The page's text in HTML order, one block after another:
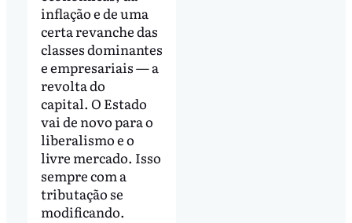
inflação e de uma
certa revanche das
classes dominantes
e empresariais — a
revolta do
capital. O Estado
vai de novo para o
liberalismo e o
livre mercado. Isso
sempre com a
tributação se
modificando.